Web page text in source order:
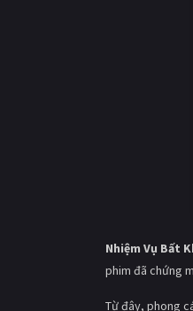
Nhiệm Vụ Bất
phim đã chứng
Từ đây, phong